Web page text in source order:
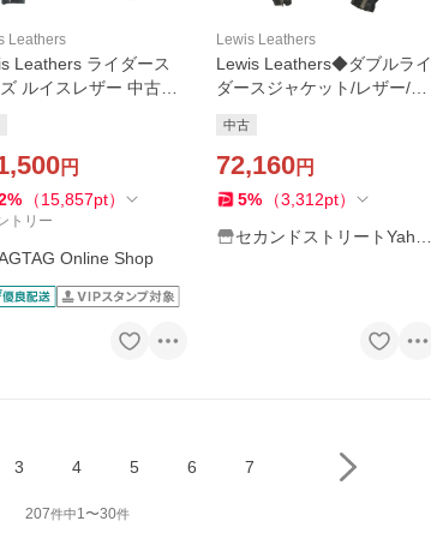
Leathers
Leathers ライダース
ズ ルイスレザー 中古
円
% （15,857pt）
トリー
Online Shop
Lewis Leathers
Lewis Leathers◆ダブルライ
ダースジャケット/レザー/ブ
中古
72,160円
5% （3,312pt）
セカンドストリートYaho
3 4 5 6 7
207件中1〜30件